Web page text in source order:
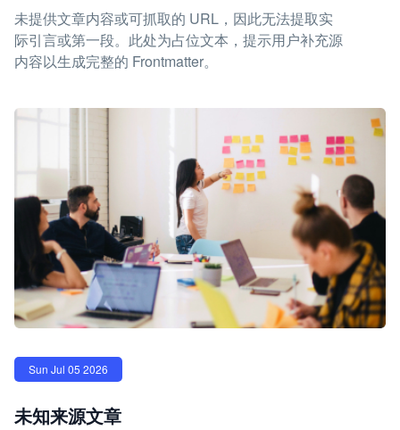
未提供文章内容或可抓取的 URL，因此无法提取实
际引言或第一段。此处为占位文本，提示用户补充源
内容以生成完整的 Frontmatter。
Sun Jul 05 2026
未知来源文章